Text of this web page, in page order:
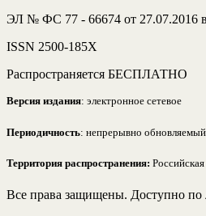
ЭЛ № ФС 77 - 66674 от
ISSN 2500-185Х
Распространяется БЕСПЛАТНО
Версия издания: электронное сетевое
Периодичность: непрерывно обновляемый
Территория распространения:
Все права защищены. Доступно по